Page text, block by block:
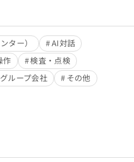
ター）
AI対話
作
検査・点検
グループ会社
その他